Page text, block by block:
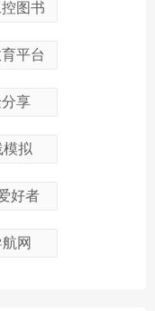
图书
平台
享
拟
好者
网